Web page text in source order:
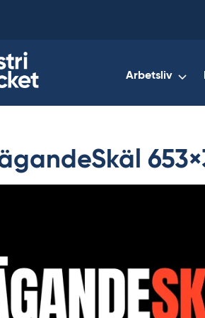
Arbetsliv